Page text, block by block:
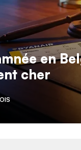
en
cher